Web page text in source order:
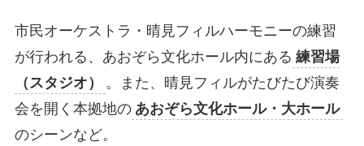
市民オーケストラ・晴見フィルハーモニーの練習
が行われる、あおぞら文化ホール内にある 練習場
（スタジオ）
。また、晴見フィルがたびたび演奏
会を開く本拠地の あおぞら文化ホール・大ホール
のシーンなど。